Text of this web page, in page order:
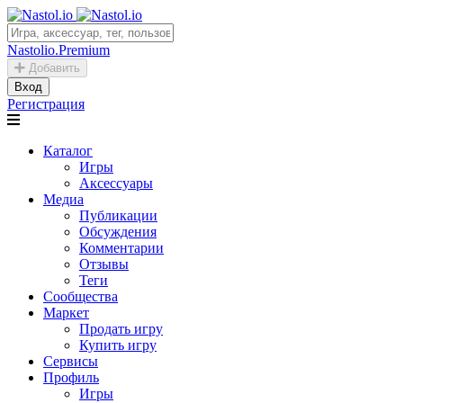
Nastolio.Premium
Добавить
Вход
Регистрация
Каталог
Игры
Аксессуары
Медиа
Публикации
Обсуждения
Комментарии
Отзывы
Теги
Сообщества
Маркет
Продать игру
Купить игру
Сервисы
Профиль
Игры